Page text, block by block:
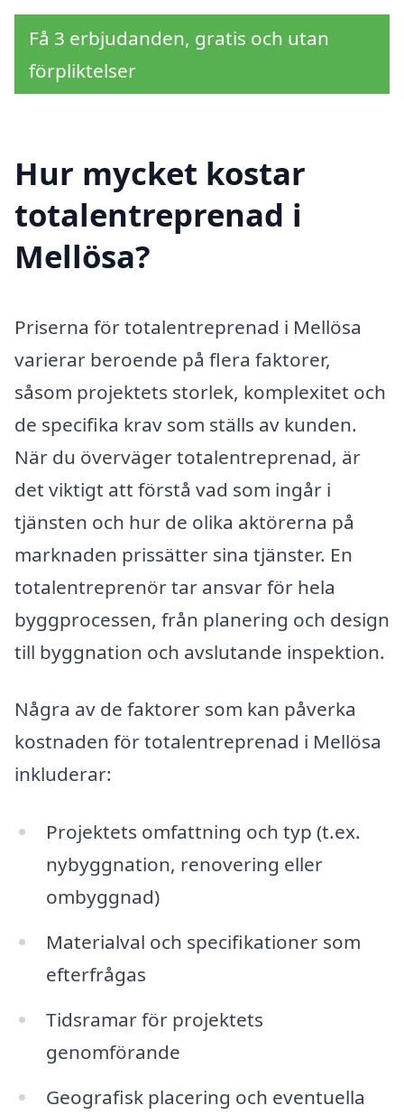
Få 3 erbjudanden, gratis och utan
förpliktelser
Hur mycket kostar
totalentreprenad i
Mellösa?
Priserna för totalentreprenad i Mellösa
varierar beroende på flera faktorer,
såsom projektets storlek, komplexitet och
de specifika krav som ställs av kunden.
När du överväger totalentreprenad, är
det viktigt att förstå vad som ingår i
tjänsten och hur de olika aktörerna på
marknaden prissätter sina tjänster. En
totalentreprenör tar ansvar för hela
byggprocessen, från planering och design
till byggnation och avslutande inspektion.
Några av de faktorer som kan påverka
kostnaden för totalentreprenad i Mellösa
inkluderar:
Projektets omfattning och typ (t.ex.
nybyggnation, renovering eller
ombyggnad)
Materialval och specifikationer som
efterfrågas
Tidsramar för projektets
genomförande
Geografisk placering och eventuella